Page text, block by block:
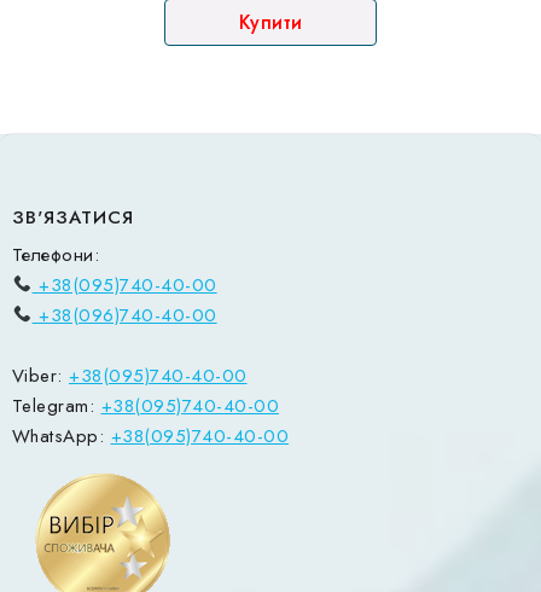
Купити
ЗВ'ЯЗАТИСЯ
Телефони:
+38(095)740-40-00
+38(096)740-40-00
Viber: +38(095)740-40-00
Telegram: +38(095)740-40-00
WhatsApp: +38(095)740-40-00